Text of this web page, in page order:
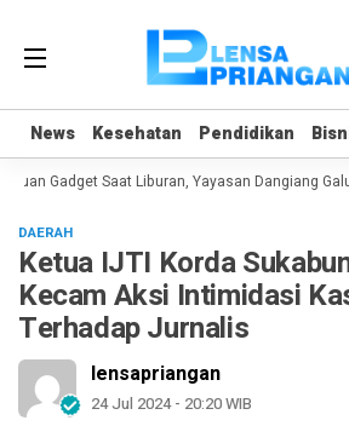
News Kesehatan Pendidikan
News Kesehatan Pendidikan
Gadget Saat Liburan, Yayasan Dangiang
DAERAH
Ketua IJTI Korda
Kecam Aksi Intimidasi
Terhadap Jurnalis
lensapriangan
24 Jul 2024 - 20:20 WIB